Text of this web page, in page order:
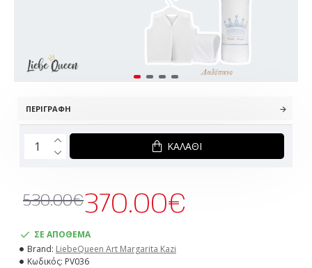
ΠΕΡΙΓΡΑΦΉ
ΣΕ ΑΠΟΘΕΜΑ
Brand: LiebeQueen Art Margarita Kazi
Κωδικός: PV036
370.00€
530.00€
ΚΑΛΆΘΙ